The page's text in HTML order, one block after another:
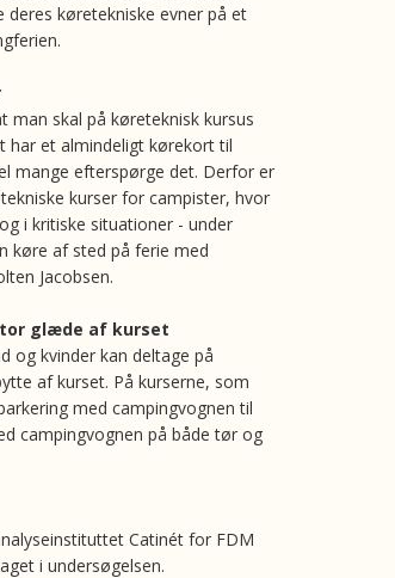
køretekniske evner på et
man skal på køreteknisk kursus
har et almindeligt kørekort til
mange efterspørge det. Derfor er
kurser for campister, hvor
i kritiske situationer - under
køre af sted på ferie med
Jacobsen.
glæde af kurset
og kvinder kan deltage på
af kurset. På kurserne, som
med campingvognen til
campingvognen på både tør og
Catinét for FDM
i undersøgelsen.